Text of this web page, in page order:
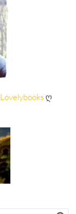
Lovelybooksღ